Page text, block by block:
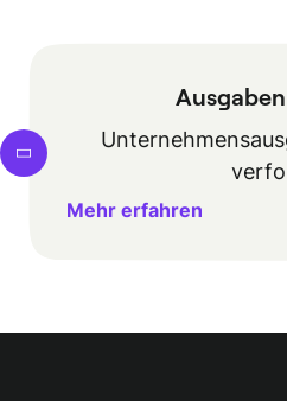
Mehr erfahren